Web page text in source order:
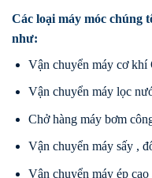
Các loại máy móc chúng
như:
Vận chuyển máy cơ khí
Vận chuyển máy lọc
Chở hàng máy bơm
Vận chuyển máy sấy ,
Vận chuyển máy ép cao